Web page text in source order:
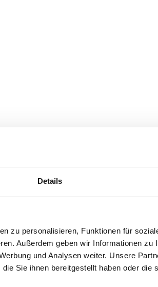
Details
zu personalisieren, Funktionen für
Außerdem geben wir Informationen zu
und Analysen weiter. Unsere
Sie ihnen bereitgestellt haben oder die